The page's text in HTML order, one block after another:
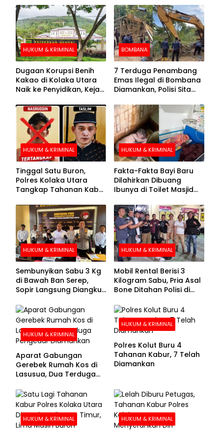
HUKUM & KRIMINAL
Dugaan Korupsi Benih
Kakao di Kolaka Utara
Naik ke Penyidikan, Kejari
BOMBANA
7 Terduga Penambang
Emas Ilegal di Bombana
Diamankan, Polisi Sita
Crusher
HUKUM & KRIMINAL
Tinggal Satu Buron,
Polres Kolaka Utara
Tangkap Tahanan Kabur
Pengejaran
HUKUM & KRIMINAL
Fakta-Fakta Bayi Baru
Dilahirkan Dibuang
Ibunya di Toilet Masjid
HUKUM & KRIMINAL
Sembunyikan Sabu 3 Kg
di Bawah Ban Serep,
Sopir Langsung Diangkut
HUKUM & KRIMINAL
Mobil Rental Berisi 3
Kilogram Sabu, Pria Asal
Bone Ditahan Polisi di
HUKUM & KRIMINAL
Aparat Gabungan
Gerebek Rumah Kos di
Lasusua, Dua Terduga
HUKUM & KRIMINAL
Polres Kolut Buru 4
Tahanan Kabur, 7 Telah
Diamankan
HUKUM & KRIMINAL HUKUM & KRIMINAL